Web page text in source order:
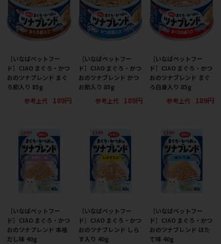
［いなばペットフー
ド］CIAO まぐろ・かつ
おのツナブレンド まぐ
ろ節入り 85g
参考上代
189円
［いなばペットフー
ド］CIAO まぐろ・かつ
おのツナブレンド かつ
お節入り 85g
参考上代
189円
［いなばペットフー
ド］CIAO まぐろ・かつ
おのツナブレンド まぐ
ろ白身入り 85g
参考上代
189円
［いなばペットフー
ド］CIAO まぐろ・かつ
おのツナブレンド 本格
だし味 40g
［いなばペットフー
ド］CIAO まぐろ・かつ
おのツナブレンド しら
す入り 40g
［いなばペットフー
ド］CIAO まぐろ・かつ
おのツナブレンド ほた
て味 40g